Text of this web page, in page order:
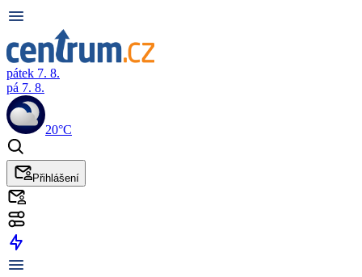
pátek 7. 8.
pá 7. 8.
20°C
Přihlášení